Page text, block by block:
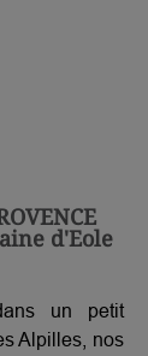
d'Eole
un petit
Alpilles, nos